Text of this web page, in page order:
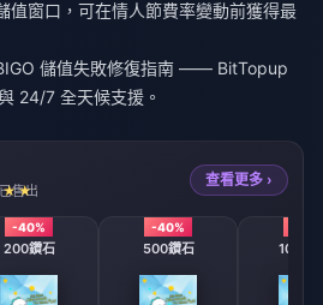
值窗口，可在情人節費率變動前獲得最
儲值失敗修復指南 —— BitTopup
24/7 全天候支援。
售出
查看更多 ›
-40%
200鑽石
-40%
500鑽石 1000